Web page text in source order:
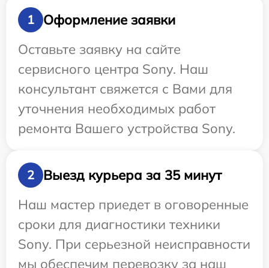
1
Оформление заявки
Оставьте заявку на сайте
сервисного центра Sony. Наш
консультант свяжется с Вами для
уточнения необходимых работ
ремонта Вашего устройства Sony.
2
Выезд курьера за 35 минут
Наш мастер приедет в оговоренные
сроки для диагностики техники
Sony. При серьезной неисправности
мы обеспечим перевозку за наш